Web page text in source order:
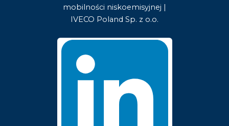
mobilności niskoemisyjnej |
IVECO Poland Sp. z o.o.